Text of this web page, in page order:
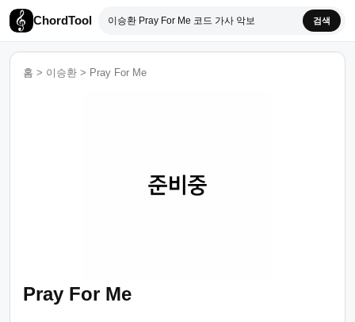
ChordTool 검색
홈 > 이승환 > Pray For Me
Pray For Me